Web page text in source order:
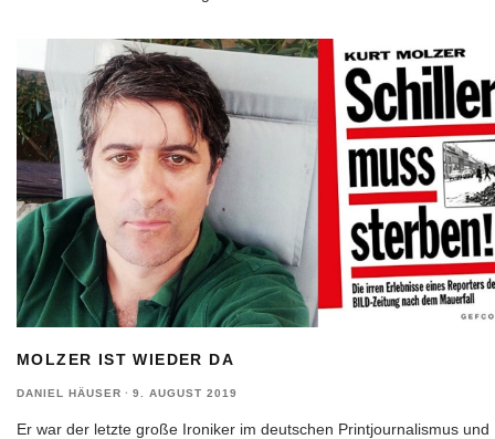
MOLZER IST WIEDER DA
DANIEL HÄUSER · 9. AUGUST 2019
Er war der letzte große Ironiker im deutschen Printjournalismus und